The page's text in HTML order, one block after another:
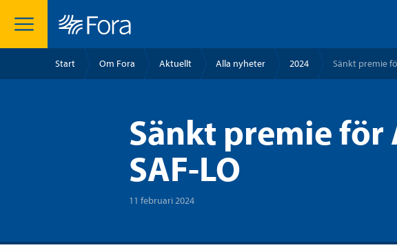
Start Om Fora Aktuellt Alla nyheter 2024 Sänkt premie
Sänkt premie
SAF-LO
11 februari 2024